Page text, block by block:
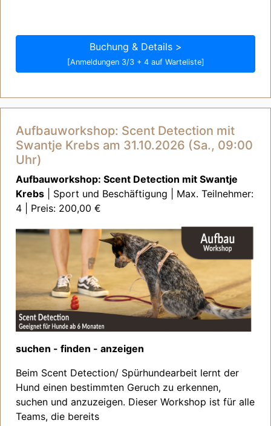
Buchung & Details >
[Anmeldungen 3/3 + 4 auf Warteliste]
Aufbauworkshop: Scent Detection mit
Swantje Krebs am 31.10.2026 (Sa., 09:00
Uhr)
Aufbauworkshop: Scent Detection mit Swantje
Krebs | Sport und Beschäftigung | Max. Teilnehmer:
4 | Preis: 200,00 €
suchen - finden - anzeigen
Beim Scent Detection/ Spürhundearbeit lernt der
Hund einen bestimmten Geruch zu erkennen,
suchen und anzuzeigen. Dieser Workshop ist für alle
Teams, die bereits